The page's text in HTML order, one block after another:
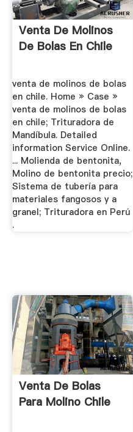
Venta De Molinos
De Bolas En Chile
venta de molinos de bolas
en chile. Home » Case »
venta de molinos de bolas
en chile; Trituradora de
Mandíbula. Detailed
information Service Online.
... Molienda de bentonita,
Molino de bentonita precio;
Sistema de tubería para
materiales fangosos y a
granel; Trituradora en Perú
.
Venta De Bolas
Para Molino Chile